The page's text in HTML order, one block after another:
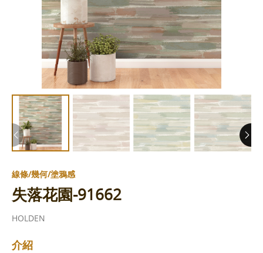
線條/幾何/塗鴉感
失落花園-91662
HOLDEN
介紹